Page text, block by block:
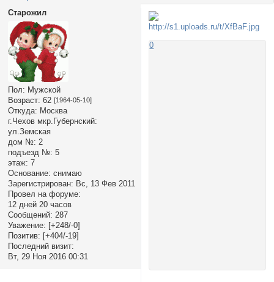
Старожил
Пол: Мужской
Возраст: 62 [1964-05-10]
Откуда: Москва
г.Чехов мкр.Губернский:
ул.Земская
дом №: 2
подъезд №: 5
этаж: 7
Основание: снимаю
Зарегистрирован: Вс, 13 Фев 2011
Провел на форуме:
12 дней 20 часов
Сообщений: 287
Уважение: [+248/-0]
Позитив: [+404/-19]
Последний визит:
Вт, 29 Ноя 2016 00:31
0